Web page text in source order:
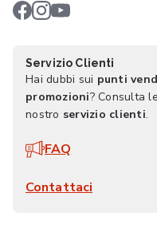
Servizio Clienti
Hai dubbi sui punti
promozioni? Consulta le
nostro servizio clienti.
FAQ
Contattaci